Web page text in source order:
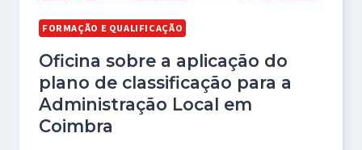
FORMAÇÃO E QUALIFICAÇÃO
Oficina sobre a aplicação do
plano de classificação para a
Administração Local em
Coimbra